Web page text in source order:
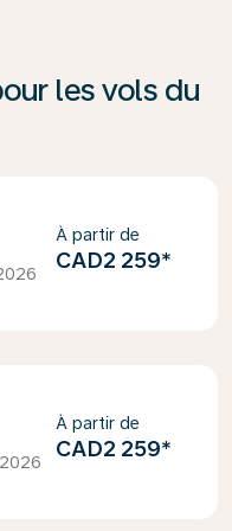
les vols du
À partir de
CAD2 259*
À partir de
CAD2 259*